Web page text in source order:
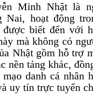
Minh Nhật là
Nai, hoạt động
được biết đến với
mà không có
Nhật gồm hỗ trợ
nền tảng khác,
mạo danh cá nhân
uy tín trực tuyến